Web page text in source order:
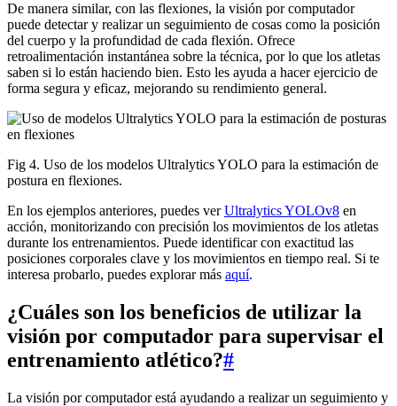
De manera similar, con las flexiones, la visión por computador
puede detectar y realizar un seguimiento de cosas como la posición
del cuerpo y la profundidad de cada flexión. Ofrece
retroalimentación instantánea sobre la técnica, por lo que los atletas
saben si lo están haciendo bien. Esto les ayuda a hacer ejercicio de
forma segura y eficaz, mejorando su rendimiento general.
Fig 4. Uso de los modelos Ultralytics YOLO para la estimación de
postura en flexiones.
En los ejemplos anteriores, puedes verUltralytics YOLOv8 en
acción, monitorizando con precisión los movimientos de los atletas
durante los entrenamientos. Puede identificar con exactitud las
posiciones corporales clave y los movimientos en tiempo real. Si te
interesa probarlo, puedes explorar más aquí.
¿Cuáles son los beneficios de utilizar la
visión por computador para supervisar el
entrenamiento atlético?#
La visión por computador está ayudando a realizar un seguimiento y